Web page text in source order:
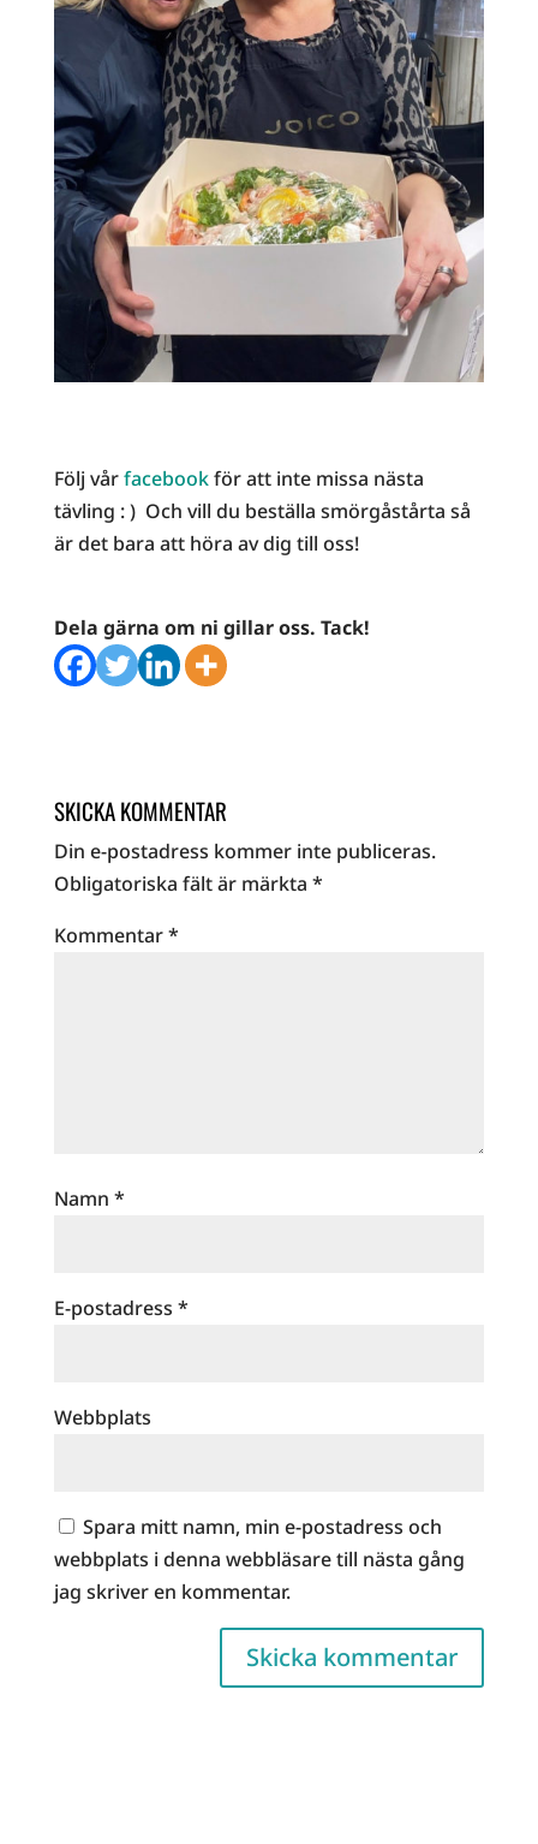
Följ vårfacebookför att inte missa nästa
tävling : ) Och vill du beställa smörgåstårta så
är det bara att höra av dig till oss!
Dela gärna om ni gillar oss. Tack!
SKICKA KOMMENTAR
Din e-postadress kommer inte publiceras.
Obligatoriska fält är märkta *
Kommentar*
Namn *
E-postadress *
Webbplats
Spara mitt namn, min e-postadress och
webbplats i denna webbläsare till nästa gång
jag skriver en kommentar.